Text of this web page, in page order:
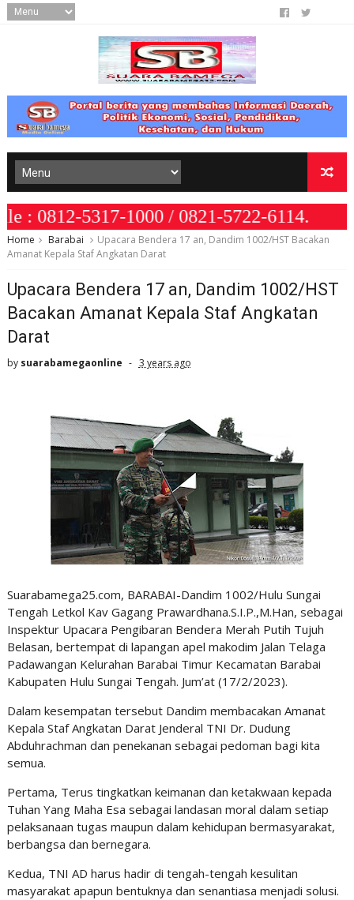
5317-1000 / 0821-5722-6114.
Home Barabai
Upacara Bendera 17 an, Dandim 1002/HST Bacakan
Amanat Kepala Staf Angkatan Darat
Upacara Bendera 17 an, Dandim 1002/HST
Bacakan Amanat Kepala Staf Angkatan
Darat
by suarabamegaonline 3 years ago
Suarabamega25.com, BARABAI-Dandim 1002/Hulu Sungai
Tengah Letkol Kav Gagang Prawardhana.S.I.P.,M.Han, sebagai
Inspektur Upacara Pengibaran Bendera Merah Putih Tujuh
Belasan, bertempat di lapangan apel makodim Jalan Telaga
Padawangan Kelurahan Barabai Timur Kecamatan Barabai
Kabupaten Hulu Sungai Tengah. Jum’at (17/2/2023).
Dalam kesempatan tersebut Dandim membacakan Amanat
Kepala Staf Angkatan Darat Jenderal TNI Dr. Dudung
Abduhrachman dan penekanan sebagai pedoman bagi kita
semua.
Pertama, Terus tingkatkan keimanan dan ketakwaan kepada
Tuhan Yang Maha Esa sebagai landasan moral dalam setiap
pelaksanaan tugas maupun dalam kehidupan bermasyarakat,
berbangsa dan bernegara.
Kedua, TNI AD harus hadir di tengah-tengah kesulitan
masyarakat apapun bentuknya dan senantiasa menjadi solusi.